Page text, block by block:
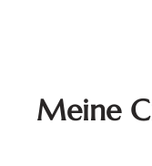
Meine